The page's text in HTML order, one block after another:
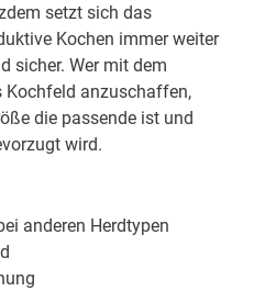
setzt sich das
Kochen immer weiter
sicher. Wer mit dem
Kochfeld anzuschaffen,
die passende ist und
wird.
anderen Herdtypen